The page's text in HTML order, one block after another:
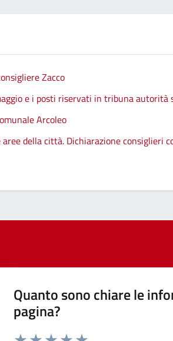
Zacco
e i posti riservati in tribuna
Arcoleo
della città. Dichiarazione consiglieri
Quanto sono chiare le
pagina?